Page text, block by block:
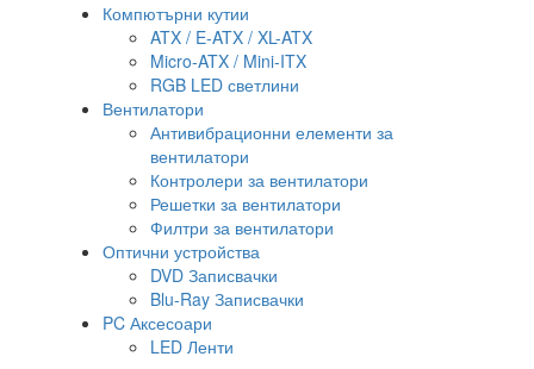
Компютърни кутии
ATX / E-ATX / XL-ATX
Micro-ATX / Mini-ITX
RGB LED светлини
Вентилатори
Антивибрационни елементи за
вентилатори
Контролери за вентилатори
Решетки за вентилатори
Филтри за вентилатори
Оптични устройства
DVD Записвачки
Blu-Ray Записвачки
PC Аксесоари
LED Ленти